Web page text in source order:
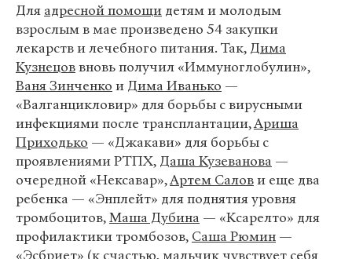
Для адресной помощи детям и молодым
взрослым в мае произведено 54 закупки
лекарств и лечебного питания. Так, Дима
Кузнецоввновь получил «Иммуноглобулин»,
Ваня Зинченко и Дима Иванько —
«Валганцикловир» для борьбы с вирусными
инфекциями после трансплантации,Ариша
Приходько — «Джакави» для борьбы с
проявлениями РТПХ, Даша Кузеванова —
очередной «Нексавар»,Артем Салови еще два
ребенка — «Энплейт» для поднятия уровня
тромбоцитов,Маша Дубина — «Ксарелто» для
профилактики тромбозов, Саша Рюмин —
«Эсбриет» (к счастью, мальчик чувствует себя